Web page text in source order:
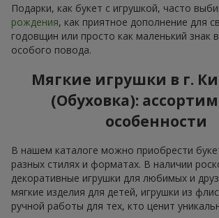
Подарки, как букет с игрушкой, часто
рождения, как приятное дополнение для
годовщин или просто как маленький знак
особого повода.
Мягкие игрушки в г.
(Обуховка):
особенности
В нашем каталоге можно приобрести
разных стилях и форматах. В наличии
декоративные игрушки для любимых и
мягкие изделия для детей, игрушки из
ручной работы для тех, кто ценит